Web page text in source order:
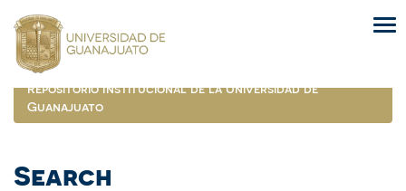
navigation
Repositorio Institucional de la Universidad de
Guanajuato
Search